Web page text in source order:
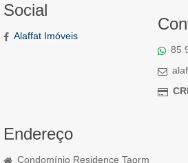
Social
Alaffat Imóveis
85
Endereço
Condomínio Residence Taorm